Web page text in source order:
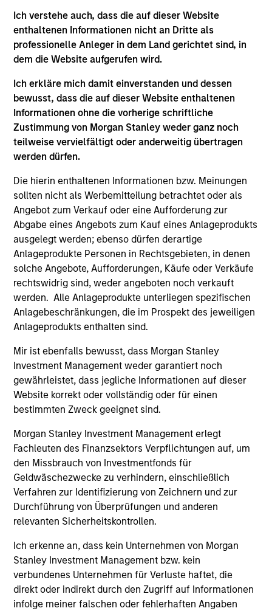
Ich verstehe auch, dass die auf dieser Website
enthaltenen Informationen nicht an Dritte als
professionelle Anleger in dem Land gerichtet sind, in
dem die Website aufgerufen wird.
Ich erkläre mich damit einverstanden und dessen
bewusst, dass die auf dieser Website enthaltenen
Informationen ohne die vorherige schriftliche
Zustimmung von Morgan Stanley weder ganz noch
teilweise vervielfältigt oder anderweitig übertragen
werden dürfen.
Die hierin enthaltenen Informationen bzw. Meinungen
sollten nicht als Werbemitteilung betrachtet oder als
Angebot zum Verkauf oder eine Aufforderung zur
Abgabe eines Angebots zum Kauf eines Anlageprodukts
ausgelegt werden; ebenso dürfen derartige
Anlageprodukte Personen in Rechtsgebieten, in denen
solche Angebote, Aufforderungen, Käufe oder Verkäufe
rechtswidrig sind, weder angeboten noch verkauft
werden. Alle Anlageprodukte unterliegen spezifischen
Anlagebeschränkungen, die im Prospekt des jeweiligen
Anlageprodukts enthalten sind.
Mir ist ebenfalls bewusst, dass Morgan Stanley
Investment Management weder garantiert noch
gewährleistet, dass jegliche Informationen auf dieser
Website korrekt oder vollständig oder für einen
bestimmten Zweck geeignet sind.
Morgan Stanley Investment Management erlegt
Fachleuten des Finanzsektors Verpflichtungen auf, um
den Missbrauch von Investmentfonds für
Geldwäschezwecke zu verhindern, einschließlich
Verfahren zur Identifizierung von Zeichnern und zur
Durchführung von Überprüfungen und anderen
relevanten Sicherheitskontrollen.
Ich erkenne an, dass kein Unternehmen von Morgan
Stanley Investment Management bzw. kein
verbundenes Unternehmen für Verluste haftet, die
direkt oder indirekt durch den Zugriff auf Informationen
infolge meiner falschen oder fehlerhaften Angaben
Kompetenzen
Unsere Strategien
Unsere Plattform spiegelt die Bedürfnisse und Interessen
unserer Anleger wider. Wir verfügen über ausgeklügelte
maßgeschneiderte Portfolios erstellen, die Anlagen,
Hedgefonds-Secondaries und Co-Investments umfassen.
Wir bieten auch eine Reihe von Mischfonds, sowohl
registrierte Fonds als auch privat platzierte Fonds, mit
Strategien an, die von breit diversifiziert bis
strategieorientiert und opportunistisch reichen.
Unser Umgang
Wir streben attraktive risikobereinigte Renditen an und
kombinieren Anlagen in Managern mit hohem
Überzeugungsgrad mit gezielten, hohen Alpha-Chancen
und kostengünstigen alternativen Beta-Strategien. Durch
unsere Direktfonds-Anlagen bieten wir Zugang zu
erstklassigen, geschlossenen und
kapazitätsbeschränkten Managern. Wir nutzen
und konzentrieren uns auf die Entwicklung flexibler und
kreativer Implementierungsoptionen für Kunden.
Unsere Größe und Expertise ermöglichen es uns,
Engagements und Portfoliooptionen zu bieten.
Wir bieten Flexibilität in Bezug auf Strategien,
Umsetzungsinstrumente, Anlagearten und
Liquiditätspräferenzen.